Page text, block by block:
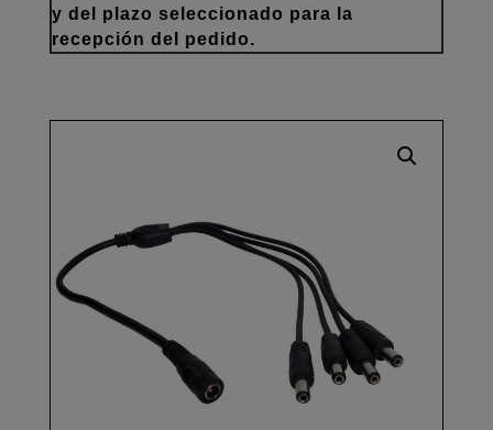
y del plazo seleccionado para la
recepción del pedido.